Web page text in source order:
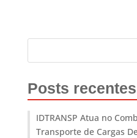
Posts recentes
IDTRANSP Atua no
Transporte de Cargas